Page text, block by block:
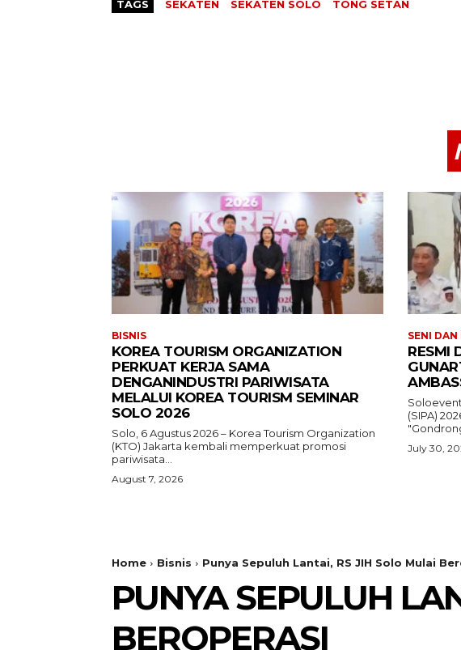
TAGS SEKATEN SEKATEN SOLO TONG SETAN
BISNIS
KOREA TOURISM ORGANIZATION
PERKUAT KERJA SAMA
DENGANINDUSTRI PARIWISATA
MELALUI KOREA TOURISM SEMINAR
SOLO 2026
Solo, 6 Agustus 2026 – Korea Tourism Organization
(KTO) Jakarta kembali memperkuat promosi
pariwisata...
August 7, 2026
SENI DAN
RESMI
(SIPA)
July 30,